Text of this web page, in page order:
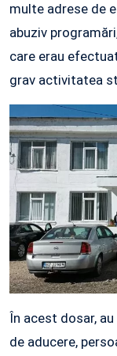
multe adrese de
abuziv
care erau
grav activitatea
În acest dosar,
de aducere,